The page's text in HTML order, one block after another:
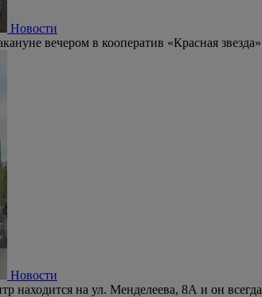
Новости
вечером в кооператив «Красная
Новости
находится на ул. Менделеева, 8А и он